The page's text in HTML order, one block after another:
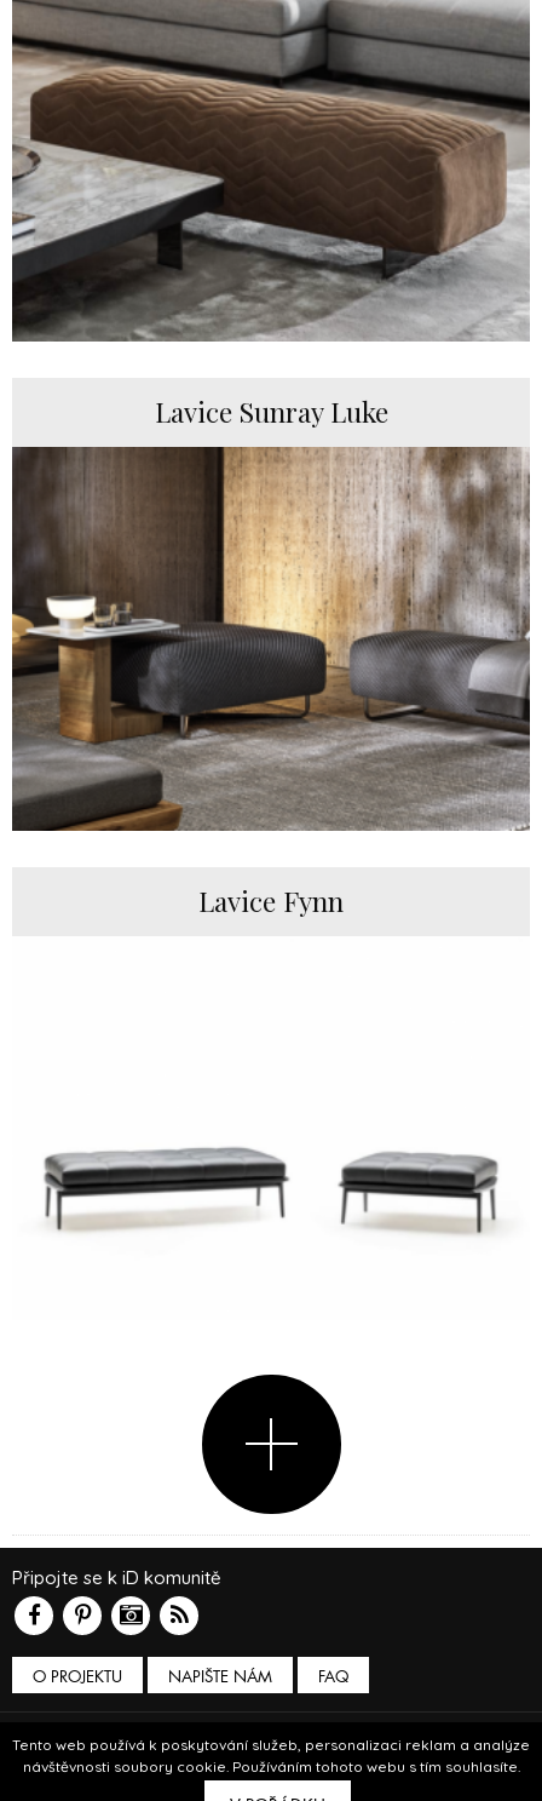
Tento web používá k poskytování služeb, personalizaci reklam a analýze
návštěvnosti soubory cookie. Používáním tohoto webu s tím souhlasíte.
Lavice Sunray Luke
Lavice Fynn
O PROJEKTU NAPIŠTE NÁM
Připojte se k iD komunitě
FAQ
Podmínky používání
© Insidecor 2013-2019.